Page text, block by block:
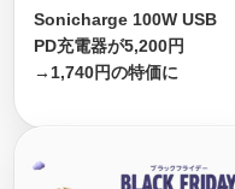
Sonicharge 100W USB
PD充電器が5,200円
→1,740円の特価に